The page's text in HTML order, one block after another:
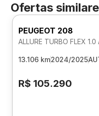
Ofertas
PEUGEOT 208
ALLURE TURBO FLEX
13.106 km2024/2025
R$ 105.290